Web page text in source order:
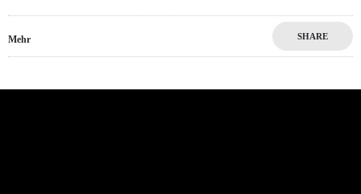
Mehr SHARE